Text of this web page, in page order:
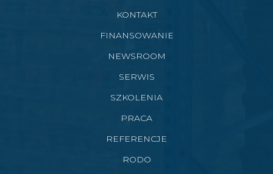
KONTAKT
FINANSOWANIE
NEWSROOM
SERWIS
SZKOLENIA
PRACA
REFERENCJE
RODO